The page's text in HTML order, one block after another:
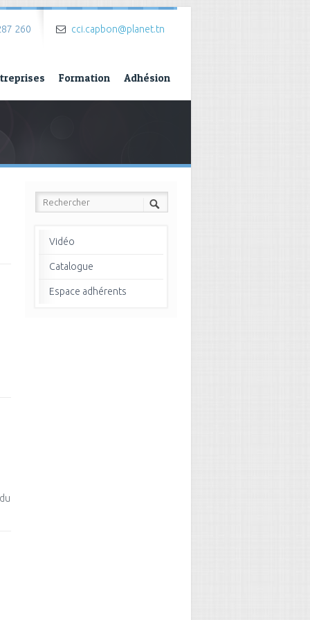
260 cci.capbon@planet.tn
Formation Adhésion
Vidéo
Catalogue
Espace adhérents